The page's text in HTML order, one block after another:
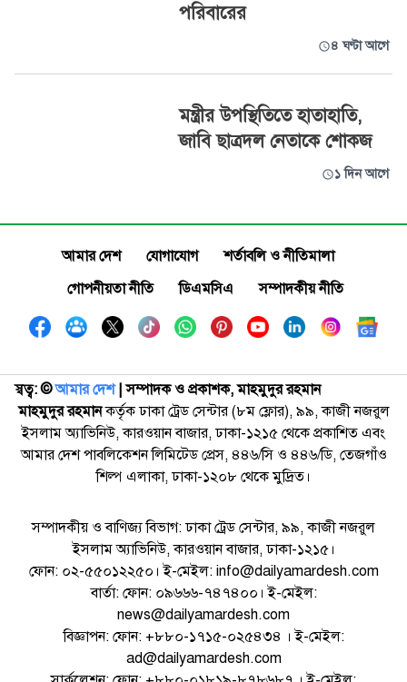
পরিবারের
৪ ঘণ্টা আগে
মন্ত্রীর উপস্থিতিতে হাতাহাতি,
জাবি ছাত্রদল নেতাকে শোকজ
১ দিন আগে
আমার দেশ যোগাযোগ
শর্তাবলি ও নীতিমালা
গোপনীয়তা নীতি
ডিএমসিএ সম্পাদকীয় নীতি
স্বত্ব: ©️আমার দেশ| সম্পাদক ও প্রকাশক, মাহমুদুর রহমান
মাহমুদুর রহমানকর্তৃক ঢাকা ট্রেড সেন্টার (৮ম ফ্লোর), ৯৯, কাজী নজরুল
ইসলাম অ্যাভিনিউ, কারওয়ান বাজার, ঢাকা-১২১৫ থেকে প্রকাশিত এবং
আমার দেশ পাবলিকেশন লিমিটেড প্রেস, ৪৪৬/সি ও ৪৪৬/ডি, তেজগাঁও
শিল্প এলাকা, ঢাকা-১২০৮ থেকে মুদ্রিত।
সম্পাদকীয় ও বাণিজ্য বিভাগ: ঢাকা ট্রেড সেন্টার, ৯৯, কাজী নজরুল
ইসলাম অ্যাভিনিউ, কারওয়ান বাজার, ঢাকা-১২১৫।
ফোন: ০২-৫৫০১২২৫০। ই-মেইল: info@dailyamardesh.com
বার্তা: ফোন: ০৯৬৬৬-৭৪৭৪০০। ই-মেইল:
news@dailyamardesh.com
বিজ্ঞাপন: ফোন: +৮৮০-১৭১৫-০২৫৪৩৪ । ই-মেইল:
ad@dailyamardesh.com